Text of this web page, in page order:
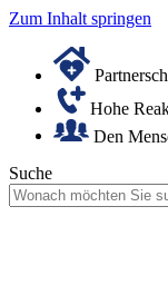
Zum Inhalt springen
Hohe
Den
Suche